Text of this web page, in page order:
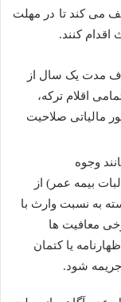
می کند تا در مهلت
اقدام کنند.
مدت یک سال از
اقلام ترکه،
مالیاتی صلاحیت
وجوه
بیمه عمر) از
به نسبت وارث با
معافیت ها
یا کتمان
جریمه شود.